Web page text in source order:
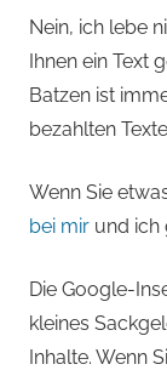
Nein, ich lebe
Ihnen ein Text
Batzen ist
bezahlten
Wenn Sie
bei mir und ich
Die Google-
kleines
Inhalte. Wenn